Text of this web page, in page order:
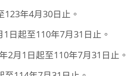
年4月30日止。
日起至110年7月31日止。
2月1日起至110年7月31日止。